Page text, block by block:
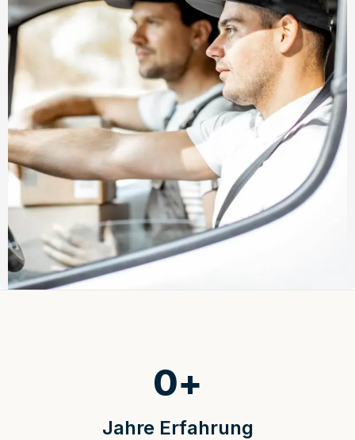
Jahre Erfahrung
0+